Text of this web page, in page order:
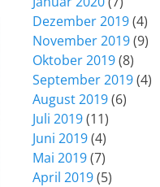
Dezember 2019(4)
November 2019(9)
Oktober 2019(8)
September 2019(4)
August 2019(6)
Juli 2019(11)
Juni 2019(4)
Mai 2019(7)
April 2019(5)